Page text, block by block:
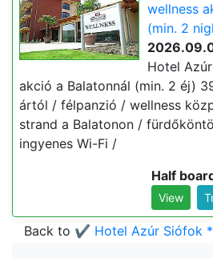
wellness
(min. 2
Hotel
akció a Balatonnál (min. 2 éj)
ártól / félpanzió / wellness
strand a Balatonon /
ingyenes Wi-Fi /
Half
View
Back to ✔️ Hotel Azúr Siófok